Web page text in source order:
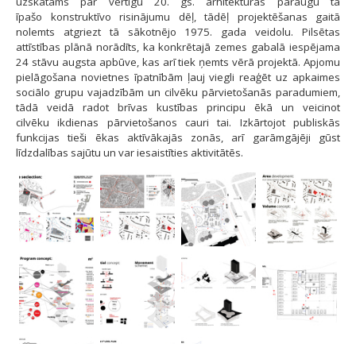
īpašo konstruktīvo risinājumu dēļ, tādēļ projektēšanas gaitā
nolemts atgriezt tā sākotnējo 1975. gada veidolu. Pilsētas
attīstības plānā norādīts, ka konkrētajā zemes gabalā iespējama
24 stāvu augsta apbūve, kas arī tiek ņemts vērā projektā. Apjomu
pielāgošana novietnes īpatnībām ļauj viegli reaģēt uz apkaimes
sociālo grupu vajadzībām un cilvēku pārvietošanās paradumiem,
tādā veidā radot brīvas kustības principu ēkā un veicinot
cilvēku ikdienas pārvietošanos cauri tai. Izkārtojot publiskās
funkcijas tieši ēkas aktīvākajās zonās, arī garāmgājēji gūst
līdzdalības sajūtu un var iesaistīties aktivitātēs.